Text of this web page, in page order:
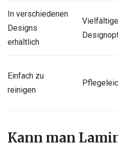
In verschiedenen
Designs
erhältlich
Vielfältige
Einfach zu
reinigen
Kann man